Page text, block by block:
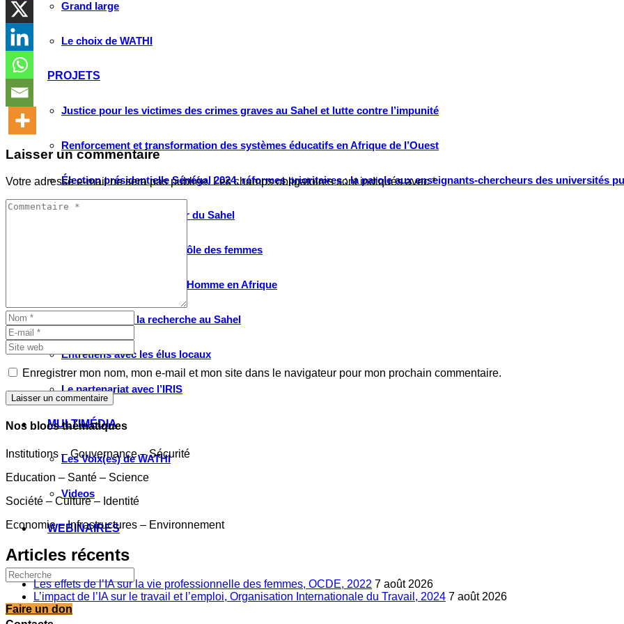
Grand large
Le choix de WATHI
PROJETS
Justice pour les victimes des crimes graves au Sahel et lutte contre l’impunité
Renforcement et transformation des systèmes éducatifs en Afrique de l’Ouest
Élection présidentielle Sénégal 2024, réformes prioritaires : la parole aux enseignants-chercheurs des universités
Conversations sur l’avenir du Sahel
Débats citoyens place et rôle des femmes
Protection des droits de l’Homme en Afrique
Valorisation de la recherche au Sahel
Entretiens avec les élus locaux
Le partenariat avec l’IRIS
MULTIMÉDIA
Les Voix(es) de WATHI
Videos
WEBINAIRES
Faire un don
Laisser un commentaire
Votre adresse e-mail ne sera pas publiée. Les champs obligatoires sont indiqués avec*
Enregistrer mon nom, mon e-mail et mon site dans le navigateur pour mon prochain commentaire.
Laisser un commentaire
Nos blocs thématiques
Institutions – Gouvernance – Sécurité
Education – Santé – Science
Société – Culture – Identité
Economie – Infrastructures – Environnement
Articles récents
Les effets de l’IA sur la vie professionnelle des femmes, OCDE, 2022 7 août 2026
L’impact de l’IA sur le travail et l’emploi, Organisation Internationale du Travail, 2024 7 août 2026